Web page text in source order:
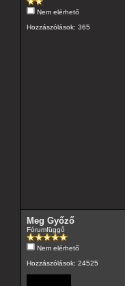
Nem elérhető
Hozzászólások: 365
Meg Győző
Fórumfüggő
Nem elérhető
Hozzászólások: 24525